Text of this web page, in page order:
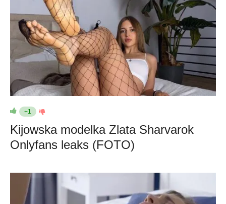
+1
Kijowska modelka Zlata Sharvarok
Onlyfans leaks (FOTO)